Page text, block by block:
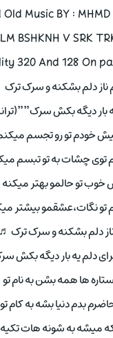
Music BY : MHMD
BSHKNH V SRK
320 And 128 On
ناز دلم بشکنه و سرک
بار دیگه بکش
خودم تو رو تجسم
توی چشات به تو تبسم
تو حالمو بهتر
تو نگات،عشقمو بیشتر
دلم بشکنه و سرک ترک
دلم یه بار دیگه بکش
ها همه بشن به نام
بدم دنیا بشه به کام تو
میشه به شونه هات